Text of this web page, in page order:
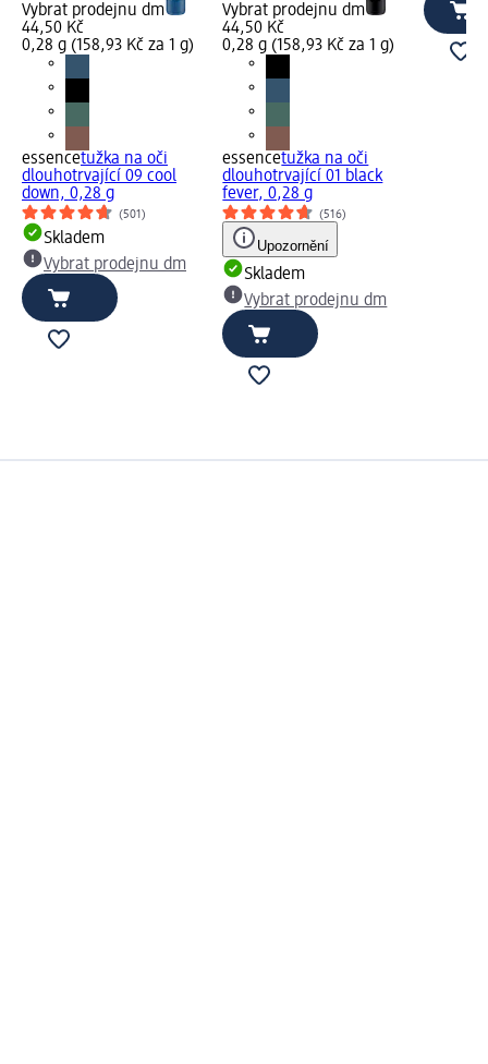
Vybrat prodejnu dm
44,50 Kč
0,28 g (158,93 Kč za 1 g)
essencetužka na oči
dlouhotrvající 09 cool
down, 0,28 g
(501)
Skladem
Vybrat prodejnu dm
Vybrat prodejnu dm
44,50 Kč
0,28 g (158,93 Kč za 1 g)
essencetužka na oči
dlouhotrvající 01 black
fever, 0,28 g
(516)
Upozornění
Skladem
Vybrat prodejnu dm